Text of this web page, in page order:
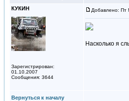
КУКИН
Зарегистрирован:
01.10.2007
Сообщения: 3644
Добавлено: Пт
Насколько я
Вернуться к началу